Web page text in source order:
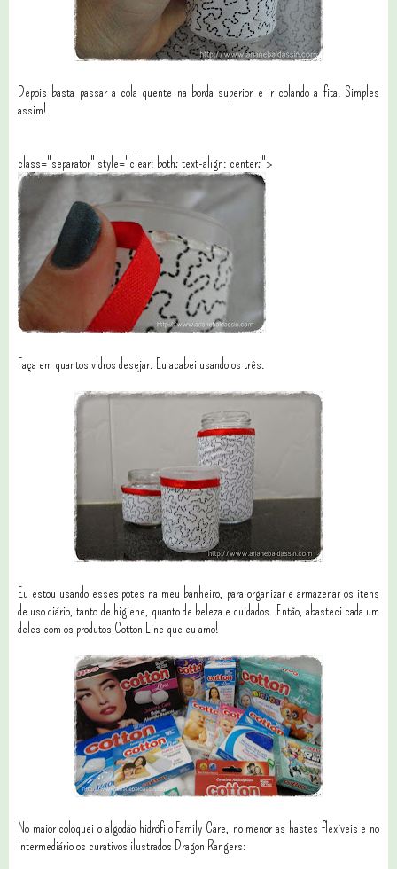
Depois basta passar a cola quente na borda superior e ir colando a fita. Simples
assim!
class="separator" style="clear: both; text-align: center;">
Faça em quantos vidros desejar. Eu acabei usando os três.
Eu estou usando esses potes na meu banheiro, para organizar e armazenar os itens
de uso diário, tanto de higiene, quanto de beleza e cuidados. Então, abasteci cada um
deles com os produtos Cotton Line que eu amo!
No maior coloquei o algodão hidrófilo Family Care, no menor as hastes flexíveis e no
intermediário os curativos ilustrados Dragon Rangers: